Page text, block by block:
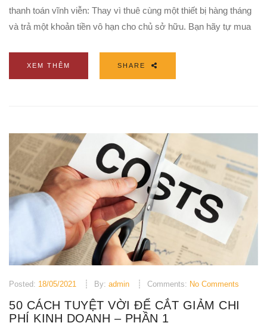
thanh toán vĩnh viễn: Thay vì thuê cùng một thiết bị hàng tháng
và trả một khoản tiền vô hạn cho chủ sở hữu. Bạn hãy tự mua
XEM THÊM SHARE
Posted: 18/05/2021 By: admin Comments: No Comments
50 CÁCH TUYỆT VỜI ĐỂ CẮT GIẢM CHI
PHÍ KINH DOANH – PHẦN 1